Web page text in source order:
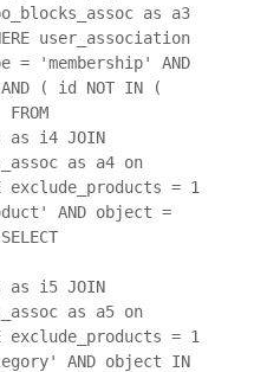
as a3
user_association
= 'membership' AND
( id NOT IN (
as i4 JOIN
as a4 on
exclude_products = 1
AND object =
as i5 JOIN
as a5 on
exclude_products = 1
AND object IN